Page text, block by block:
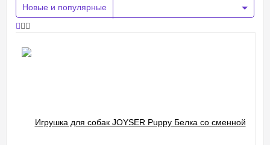
Новые и популярные